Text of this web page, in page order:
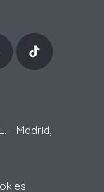
- Madrid,